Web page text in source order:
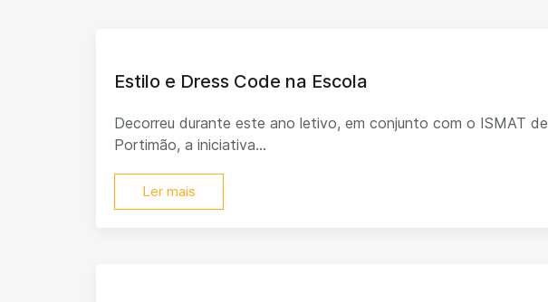
Estilo e Dress Code na Escola
Decorreu durante este ano letivo, em conjunto com o ISMAT de
Portimão, a iniciativa...
Ler mais